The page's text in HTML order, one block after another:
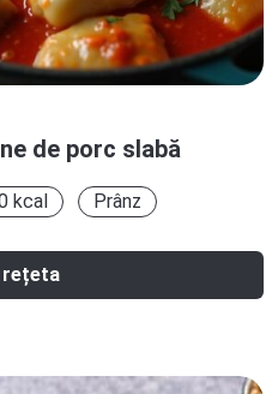
de porc slabă
kcal Prânz
rețeta